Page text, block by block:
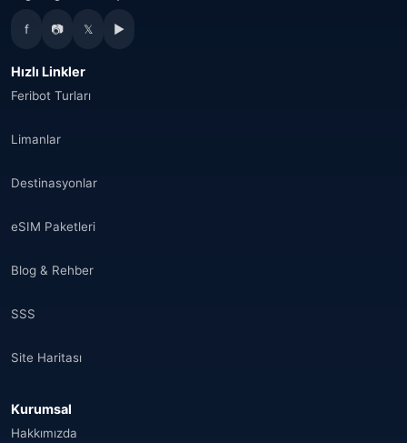
f 📷 𝕏 ▶
Hızlı Linkler
Feribot Turları
Limanlar
Destinasyonlar
eSIM Paketleri
Blog & Rehber
SSS
Site Haritası
Kurumsal
Hakkımızda